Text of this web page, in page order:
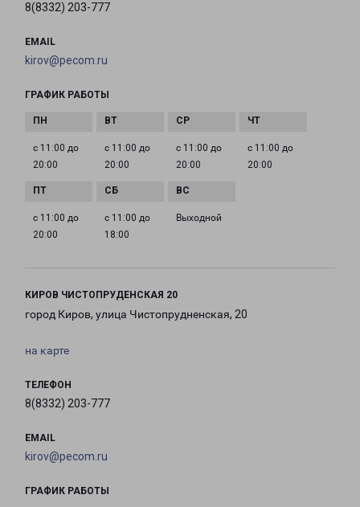
8(8332) 203-777
EMAIL
kirov@pecom.ru
ГРАФИК РАБОТЫ
с 11:00 до
20:00
с 11:00 до
20:00
с 11:00 до
20:00
с 11:00 до
20:00
с 11:00 до
20:00
с 11:00 до
18:00
Выходной
КИРОВ ЧИСТОПРУДЕНСКАЯ 20
город Киров, улица Чистопрудненская, 20
на карте
ТЕЛЕФОН
8(8332) 203-777
EMAIL
kirov@pecom.ru
ГРАФИК РАБОТЫ